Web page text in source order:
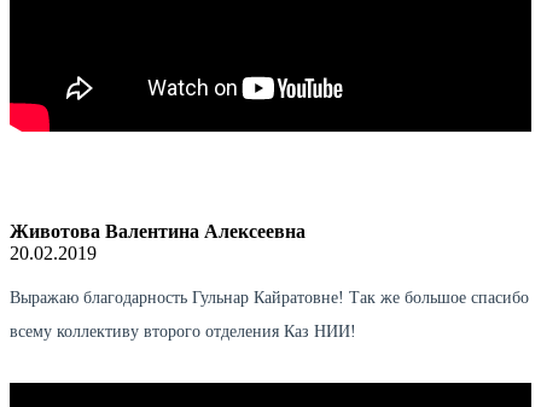
Животова Валентина Алексеевна
20.02.2019
Выражаю благодарность Гульнар Кайратовне! Так же большое спасибо
всему коллективу второго отделения Каз НИИ!